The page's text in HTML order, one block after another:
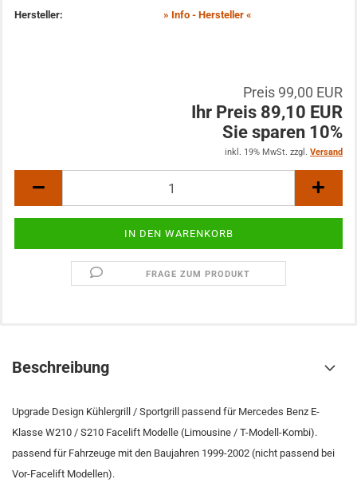
Hersteller: » Info - Hersteller «
Preis 99,00 EUR
Ihr Preis 89,10 EUR
Sie sparen 10%
inkl. 19% MwSt. zzgl. Versand
FRAGE ZUM PRODUKT
Beschreibung
Upgrade Design Kühlergrill / Sportgrill passend für Mercedes Benz E-
Klasse W210 / S210 Facelift Modelle (Limousine / T-Modell-Kombi).
passend für Fahrzeuge mit den Baujahren 1999-2002 (nicht passend bei
Vor-Facelift Modellen).